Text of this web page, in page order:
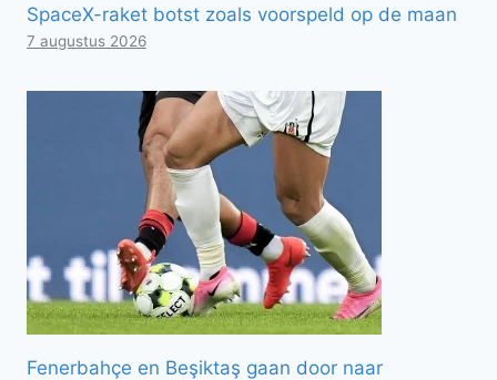
SpaceX-raket botst zoals voorspeld op de maan
7 augustus 2026
Fenerbahçe en Beşiktaş gaan door naar